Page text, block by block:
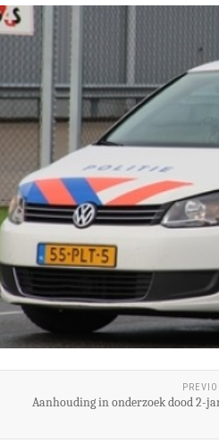
Aanhouding in onderzoek dood 2-